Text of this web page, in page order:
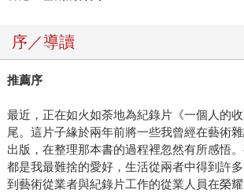
序／導讀
推薦序
最近，正在如火如荼地為紀錄片《一個人的
尾。這片子緣於兩年前將一些我曾經在藝術
出版，在整理那本書的過程裡忽然有所感悟
都是我最難捨的愛好，生活從兩者中得到許
到藝術從業者與紀錄片工作的從業人員在榮耀